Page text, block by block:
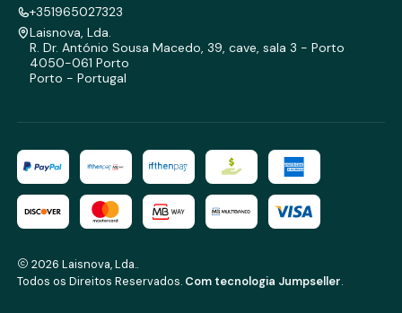
+351965027323
Laisnova, Lda.
R. Dr. António Sousa Macedo, 39, cave, sala 3 - Porto
4050-061 Porto
Porto - Portugal
2026 Laisnova, Lda..
Todos os Direitos Reservados. Com tecnologia Jumpseller.